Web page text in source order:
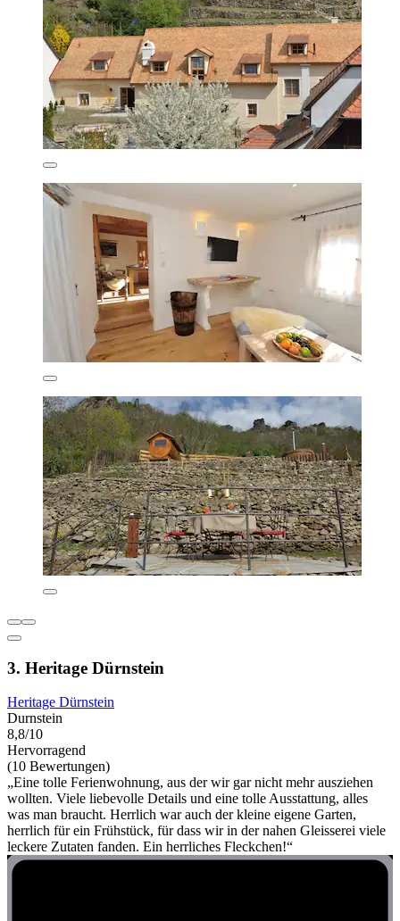
3. Heritage Dürnstein
Heritage Dürnstein
Durnstein
8,8/10
Hervorragend
(10 Bewertungen)
„Eine tolle Ferienwohnung, aus der wir gar nicht mehr ausziehen
wollten. Viele liebevolle Details und eine tolle Ausstattung, alles
was man braucht. Herrlich war auch der kleine eigene Garten,
herrlich für ein Frühstück, für dass wir in der nahen Gleisserei viele
leckere Zutaten fanden. Ein herrliches Fleckchen!“